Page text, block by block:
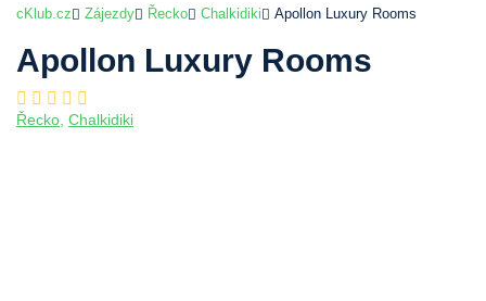
cKlub.cz Zájezdy Řecko Chalkidiki Apollon Luxury Rooms
Apollon Luxury Rooms
Řecko, Chalkidiki